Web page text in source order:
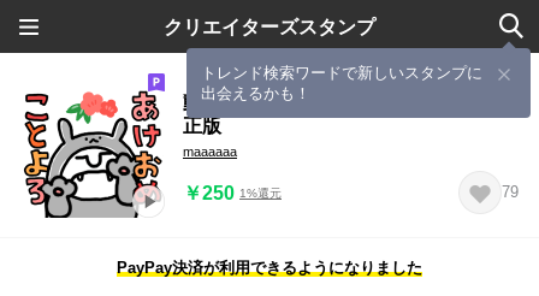
クリエイターズスタンプ
トレンド検索ワードで新しいスタンプに
出会えるかも！
動くひーたんのあけおめスタンプ♡修
正版
maaaaaa
￥250 1%還元 79
PayPay決済が利用できるようになりました